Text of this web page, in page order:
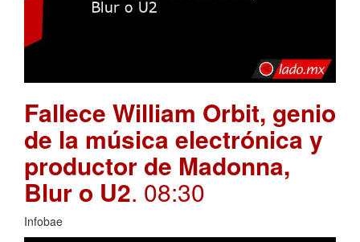
Fallece William Orbit, genio
de la música electrónica y
productor de Madonna,
Blur o U2. 08:30
Infobae